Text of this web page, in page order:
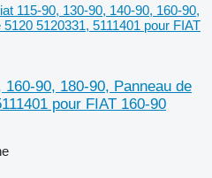
115-90, 130-90, 140-90, 160-90,
5120331, 5111401 pour FIAT
90, 180-90, Panneau de
pour FIAT 160-90